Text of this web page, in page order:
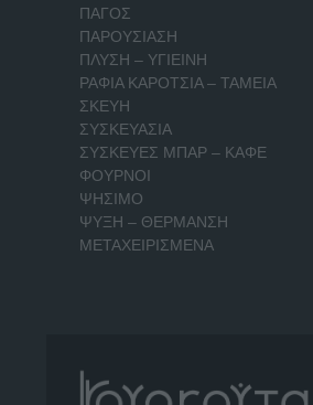
ΠΑΓΟΣ
ΠΑΡΟΥΣΙΑΣΗ
ΠΛΥΣΗ – ΥΓΙΕΙΝΗ
ΡΑΦΙΑ ΚΑΡΟΤΣΙΑ – ΤΑΜΕΙΑ
ΣΚΕΥΗ
ΣΥΣΚΕΥΑΣΙΑ
ΣΥΣΚΕΥΕΣ ΜΠΑΡ – ΚΑΦΕ
ΦΟΥΡΝΟΙ
ΨΗΣΙΜΟ
ΨΥΞΗ – ΘΕΡΜΑΝΣΗ
ΜΕΤΑΧΕΙΡΙΣΜΕΝΑ